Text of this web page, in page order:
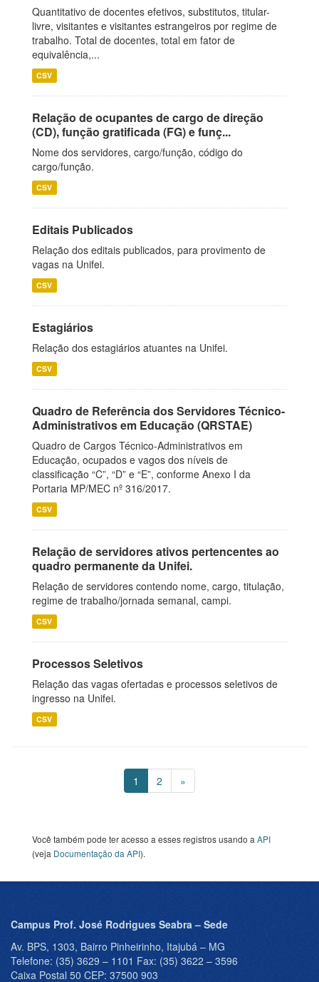
Quantitativo de docentes efetivos, substitutos, titular-
livre, visitantes e visitantes estrangeiros por regime de
trabalho. Total de docentes, total em fator de
equivalência,...
CSV
Relação de ocupantes de cargo de direção
(CD), função gratificada (FG) e funç...
Nome dos servidores, cargo/função, código do
cargo/função.
CSV
Editais Publicados
Relação dos editais publicados, para provimento de
vagas na Unifei.
CSV
Estagiários
Relação dos estagiários atuantes na Unifei.
CSV
Quadro de Referência dos Servidores Técnico-
Administrativos em Educação (QRSTAE)
Quadro de Cargos Técnico-Administrativos em
Educação, ocupados e vagos dos níveis de
classificação “C”, “D” e “E”, conforme Anexo I da
Portaria MP/MEC nº 316/2017.
CSV
Relação de servidores ativos pertencentes ao
quadro permanente da Unifei.
Relação de servidores contendo nome, cargo, titulação,
regime de trabalho/jornada semanal, campi.
CSV
Processos Seletivos
Relação das vagas ofertadas e processos seletivos de
ingresso na Unifei.
CSV
1 2 »
Você também pode ter acesso a esses registros usando a API
(veja Documentação da API).
Campus Prof. José Rodrigues Seabra – Sede
Av. BPS, 1303, Bairro Pinheirinho, Itajubá – MG
Telefone: (35) 3629 – 1101 Fax: (35) 3622 – 3596
Caixa Postal 50 CEP: 37500 903